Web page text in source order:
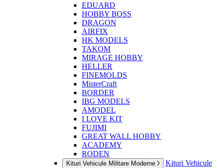
EDUARD
HOBBY BOSS
DRAGON
AIRFIX
HK MODELS
TAKOM
MIRAGE HOBBY
HELLER
FINEMOLDS
MisterCraft
BORDER
IBG MODELS
AMODEL
I LOVE KIT
FUJIMI
GREAT WALL HOBBY
ACADEMY
RODEN
Kituri Vehicule Militare Moderne
Kituri Vehicule